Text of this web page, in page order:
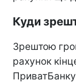
Куди
Зрештою
рахунок